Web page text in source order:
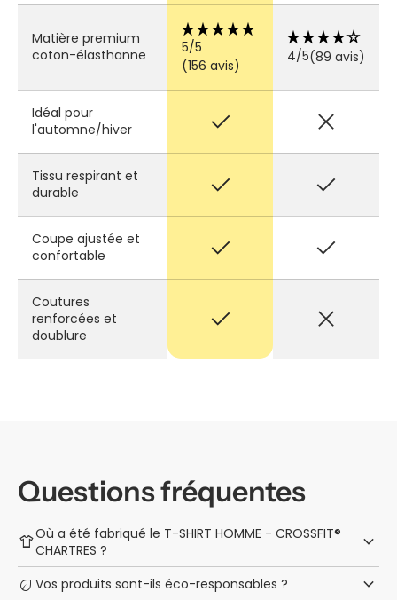
Matière premium
coton-élasthanne
star_ratestar_ratestar_ratestar_ratestar_rate
5/5
(156 avis)
star_ratestar_ratestar_ratestar_ratestar_rate
4/5(89 avis)
Idéal pour
l'automne/hiver
check close
Tissu respirant et
durable
check check
Coupe ajustée et
confortable
check check
Coutures
renforcées et
doublure
check close
Questions fréquentes
apparelOù a été fabriqué le T-SHIRT HOMME - CROSSFIT®
CHARTRES ?
keyboard_arrow_down
eco Vos produits sont-ils éco-responsables ? keyboard_arrow_down